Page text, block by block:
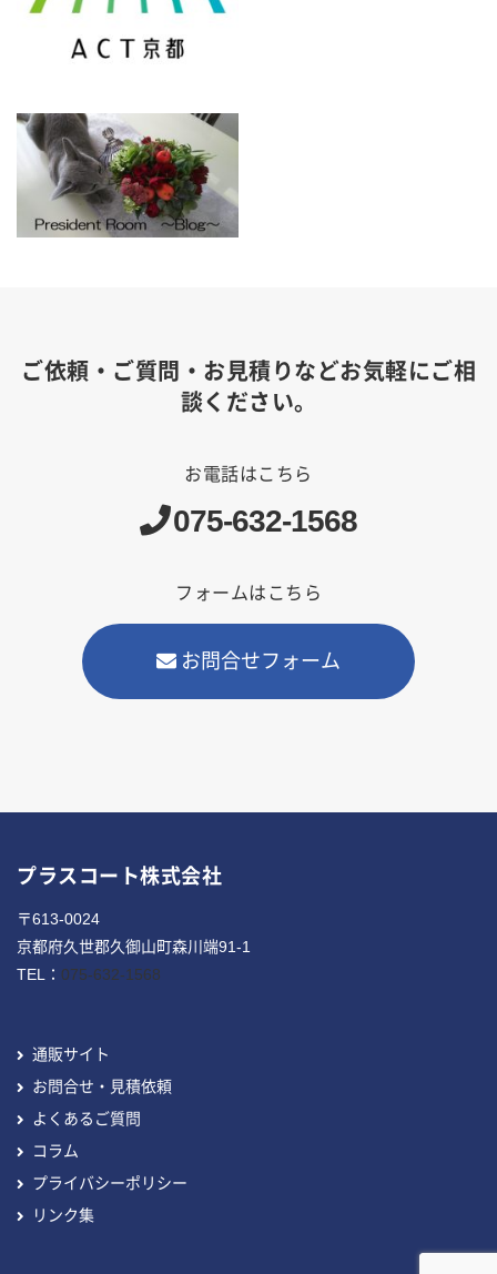
ご依頼・ご質問・お見積りなどお気軽にご相
談ください。
お電話はこちら
075-632-1568
フォームはこちら
お問合せフォーム
プラスコート株式会社
〒613-0024
京都府久世郡久御山町森川端91-1
TEL： 075-632-1568
通販サイト
お問合せ・見積依頼
よくあるご質問
コラム
プライバシーポリシー
リンク集